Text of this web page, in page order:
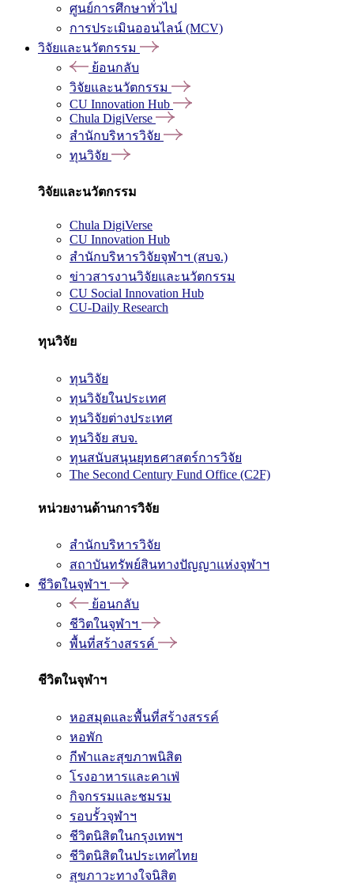
ศูนย์การศึกษาทั่วไป
การประเมินออนไลน์ (MCV)
วิจัยและนวัตกรรม
ย้อนกลับ
วิจัยและนวัตกรรม
CU Innovation Hub
Chula DigiVerse
สำนักบริหารวิจัย
ทุนวิจัย
วิจัยและนวัตกรรม
Chula DigiVerse
CU Innovation Hub
สำนักบริหารวิจัยจุฬาฯ (สบจ.)
ข่าวสารงานวิจัยและนวัตกรรม
CU Social Innovation Hub
CU-Daily Research
ทุนวิจัย
ทุนวิจัย
ทุนวิจัยในประเทศ
ทุนวิจัยต่างประเทศ
ทุนวิจัย สบจ.
ทุนสนับสนุนยุทธศาสตร์การวิจัย
The Second Century Fund Office (C2F)
หน่วยงานด้านการวิจัย
สำนักบริหารวิจัย
สถาบันทรัพย์สินทางปัญญาแห่งจุฬาฯ
ชีวิตในจุฬาฯ
ย้อนกลับ
ชีวิตในจุฬาฯ
พื้นที่สร้างสรรค์
ชีวิตในจุฬาฯ
หอสมุดและพื้นที่สร้างสรรค์
หอพัก
กีฬาและสุขภาพนิสิต
โรงอาหารและคาเฟ่
กิจกรรมและชมรม
รอบรั้วจุฬาฯ
ชีวิตนิสิตในกรุงเทพฯ
ชีวิตนิสิตในประเทศไทย
สุขภาวะทางใจนิสิต